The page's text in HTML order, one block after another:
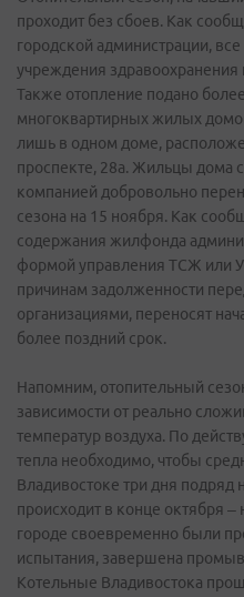
проходит без сбоев. Как
городской администрации,
учреждения
Также отопление подано
многоквартирных жилых
лишь в одном доме,
проспекте, 28а. Жильцы дома
компанией добровольно
сезона на 15 ноября. Как
содержания жилфонда
формой управления ТСЖ или
причинам задолженности
организациями, переносят
более поздний срок.
Напомним, отопительный
зависимости от реально
температур воздуха. По
тепла необходимо, чтобы
Владивостоке три дня
происходит в конце октября –
городе своевременно были
испытания, завершена
Котельные Владивостока